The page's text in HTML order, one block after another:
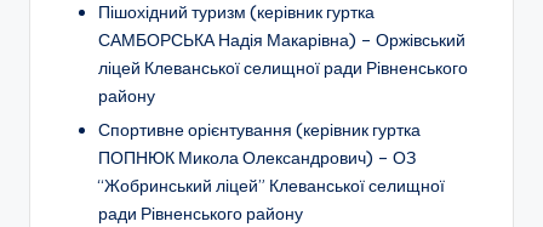
Пішохідний туризм (керівник гуртка
САМБОРСЬКА Надія Макарівна) – Оржівський
ліцей Клеванської селищної ради Рівненського
району
Спортивне орієнтування (керівник гуртка
ПОПНЮК Микола Олександрович) – ОЗ
“Жобринський ліцей” Клеванської селищної
ради Рівненського району